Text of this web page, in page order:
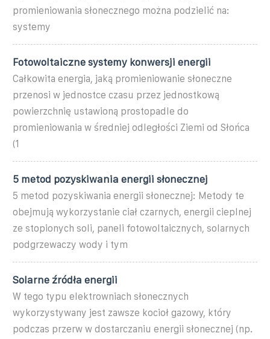
promieniowania słonecznego można podzielić na:
systemy
Fotowoltaiczne systemy konwersji energii
Całkowita energia, jaką promieniowanie słoneczne
przenosi w jednostce czasu przez jednostkową
powierzchnię ustawioną prostopadle do
promieniowania w średniej odległości Ziemi od Słońca
(1
5 metod pozyskiwania energii słonecznej
5 metod pozyskiwania energii słonecznej: Metody te
obejmują wykorzystanie ciał czarnych, energii cieplnej
ze stopionych soli, paneli fotowoltaicznych, solarnych
podgrzewaczy wody i tym
Solarne źródła energii
W tego typu elektrowniach słonecznych
wykorzystywany jest zawsze kocioł gazowy, który
podczas przerw w dostarczaniu energii słonecznej (np.